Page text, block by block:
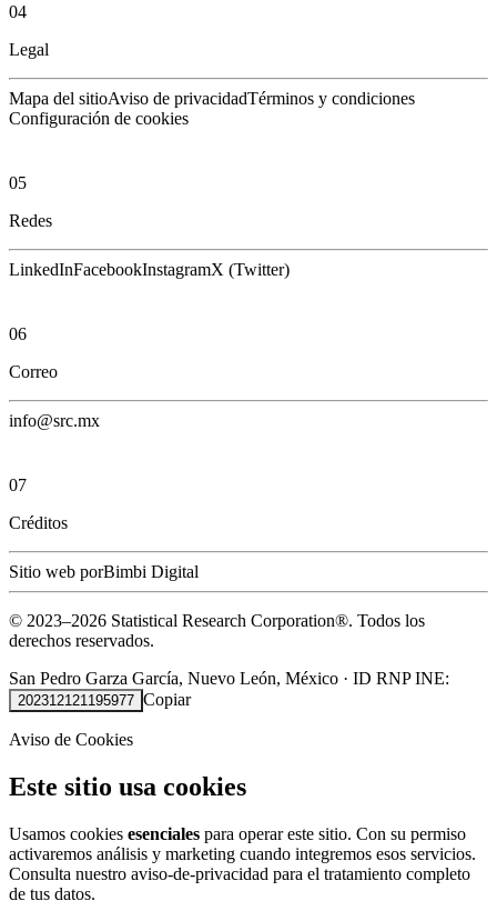
04
Legal
Mapa del sitioAviso de privacidadTérminos y condiciones
Configuración de cookies
05
Redes
LinkedInFacebookInstagramX (Twitter)
06
Correo
info@src.mx
07
Créditos
Sitio web porBimbi Digital
© 2023–2026 Statistical Research Corporation®. Todos los
derechos reservados.
San Pedro Garza García, Nuevo León, México · ID RNP INE:
202312121195977 Copiar
Aviso de Cookies
Este sitio usa cookies
Usamos cookies esenciales para operar este sitio. Con su permiso
activaremos análisis y marketing cuando integremos esos servicios.
Consulta nuestro aviso-de-privacidad para el tratamiento completo
de tus datos.